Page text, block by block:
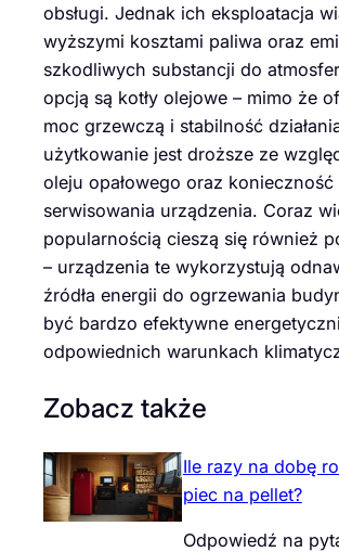
obsługi. Jednak ich eksploatacja
wyższymi kosztami paliwa oraz
szkodliwych substancji do
opcją są kotły olejowe – mimo że
moc grzewczą i stabilność
użytkowanie jest droższe ze
oleju opałowego oraz
serwisowania urządzenia. Coraz
popularnością cieszą się również
– urządzenia te wykorzystują
źródła energii do ogrzewania
być bardzo efektywne
odpowiednich warunkach
Zobacz także
Ile razy na dobę
piec na pellet?
Odpowiedź na